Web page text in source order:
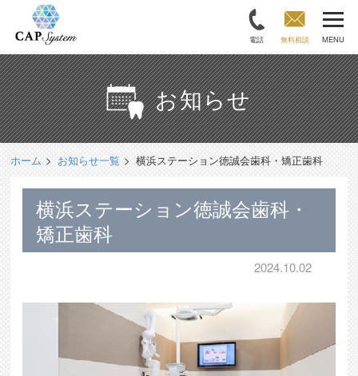
電話 無料相談 MENU
お知らせ
ホーム お知らせ一覧 横浜ステーション徳誠会歯科・矯正歯科
横浜ステーション徳誠会歯科・
矯正歯科
2024.10.02